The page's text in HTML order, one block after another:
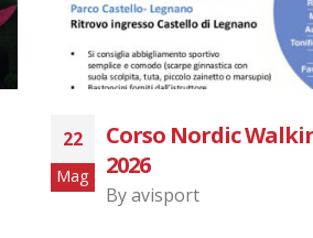
22
Mag
Corso Nordic
2026
Byavisport